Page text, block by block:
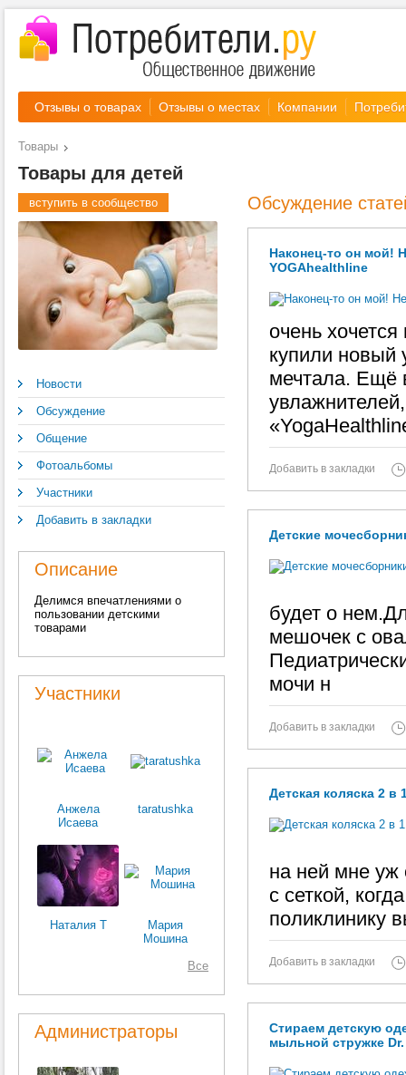
Отзывы о товарах Отзывы о местах Компании
Товары
Товары для детей
вступить в сообщество
Новости
Обсуждение
Общение
Фотоальбомы
Участники
Добавить в закладки
Описание
Делимся впечатлениями о
пользовании детскими
товарами
Участники
Анжела
Исаева
taratushka
Наталия Т
Мария
Мошина
Все
Администраторы
Обсуждение
Наконец-то он мой!
YOGAhealthline
очень
купили новый
мечтала. Ещё
Добавить в закладки
Детские
будет о
мешочек с
мочи н
Добавить в закладки
Детская коляска 2 в
на ней мне уж
с сеткой,
поликлинику
Добавить в закладки
Стираем детскую
мыльной стружке